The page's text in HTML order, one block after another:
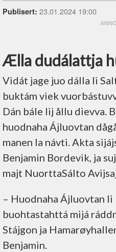
Publisert: 23.01.2024 19:00
Ælla dudálattja
Vidát jage juo dálla li
buktám viek
Dán bále lij ållu dievva.
huodnaha Ájluovtan
manen la návti. Akta
Benjamin Bordevik, ja
majt NuorttaSálto
– Huodnaha Ájluovtan li
buohtastahttá mijá
Stájgon ja
Benjamin.